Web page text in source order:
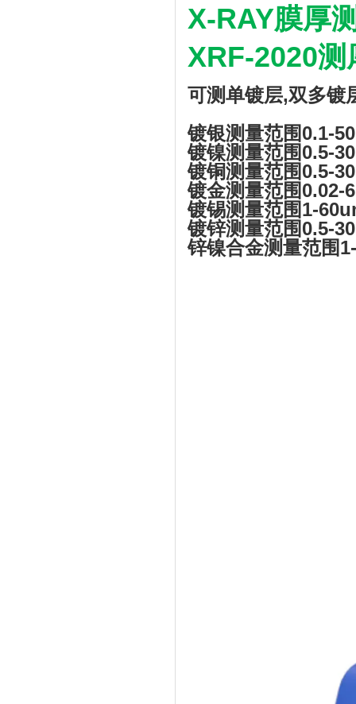
X-RAY膜厚
XRF-2020测
可测单镀层,双多镀
镀银测量范围0.1-
镀镍测量范围0.5-
镀铜测量范围0.5-
镀金测量范围0.02-
镀锡测量范围1-
镀锌测量范围0.5-
锌镍合金测量范围